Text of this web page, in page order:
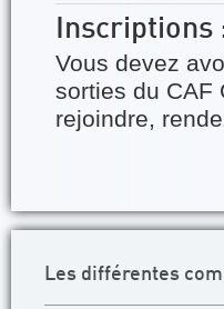
Inscriptions
Vous devez
sorties du CAF
rejoindre,
Les différentes